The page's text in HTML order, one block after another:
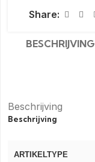
Share:
BESCHRIJVING
Beschrijving
Beschrijving
ARTIKELTYPE